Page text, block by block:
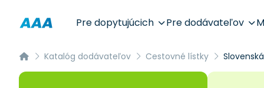
Pre dopytujúcich Pre dodávateľov
Katalóg dodávateľov Cestovné lístky